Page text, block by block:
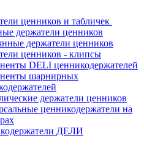
ценников и табличек
держатели ценников
держатели ценников
ценников - клипсы
DELI ценникодержателей
шарнирных
держатели ценников
ценникодержатели на
ДЕЛИ